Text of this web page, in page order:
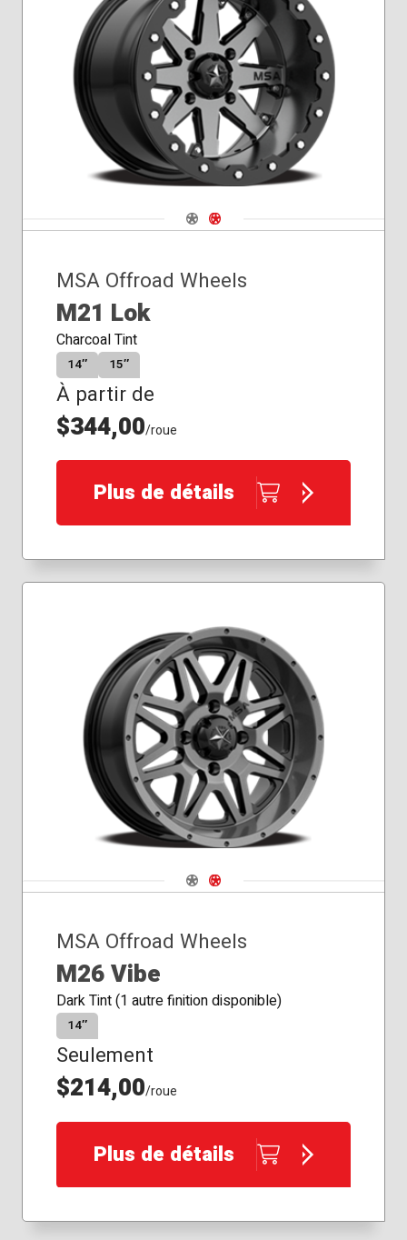
Navigate 1
Navigate 2
MSA Offroad Wheels
M21 Lok
Charcoal Tint
14″ 15″
À partir de
$344,00/roue
Plus de détails
Navigate 1
Navigate 2
MSA Offroad Wheels
M26 Vibe
Dark Tint (1 autre finition disponible)
14″
Seulement
$214,00/roue
Plus de détails